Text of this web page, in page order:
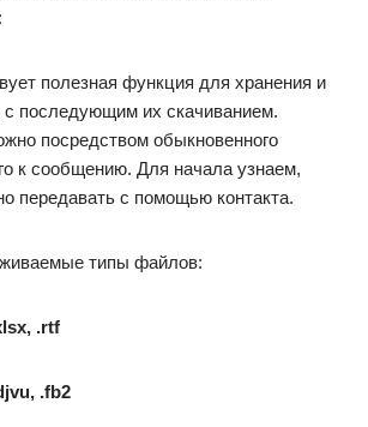
полезная функция для хранения и
последующим их скачиванием.
посредством обыкновенного
к сообщению. Для начала узнаем,
передавать с помощью контакта.
типы файлов:
.rtf
.fb2